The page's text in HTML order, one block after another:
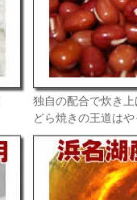
独自の配合で炊き
どら焼きの王道は